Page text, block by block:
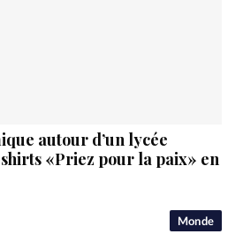
Economie
ReligionsMonde
autour d’un lycée
«Priez pour la paix» en